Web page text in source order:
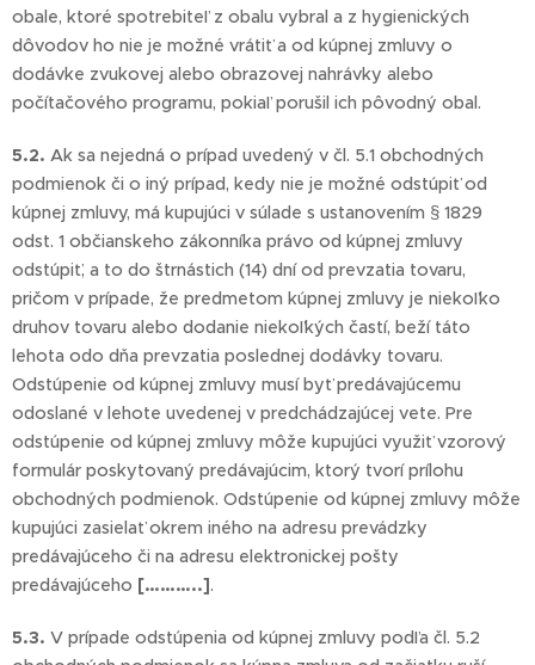
obale, ktoré spotrebiteľ z obalu vybral a z hygienických
dôvodov ho nie je možné vrátiť a od kúpnej zmluvy o
dodávke zvukovej alebo obrazovej nahrávky alebo
počítačového programu, pokiaľ porušil ich pôvodný obal.
5.2. Ak sa nejedná o prípad uvedený v čl. 5.1 obchodných
podmienok či o iný prípad, kedy nie je možné odstúpiť od
kúpnej zmluvy, má kupujúci v súlade s ustanovením § 1829
odst. 1 občianskeho zákonníka právo od kúpnej zmluvy
odstúpiť, a to do štrnástich (14) dní od prevzatia tovaru,
pričom v prípade, že predmetom kúpnej zmluvy je niekoľko
druhov tovaru alebo dodanie niekoľkých častí, beží táto
lehota odo dňa prevzatia poslednej dodávky tovaru.
Odstúpenie od kúpnej zmluvy musí byť predávajúcemu
odoslané v lehote uvedenej v predchádzajúcej vete. Pre
odstúpenie od kúpnej zmluvy môže kupujúci využiť vzorový
formulár poskytovaný predávajúcim, ktorý tvorí prílohu
obchodných podmienok. Odstúpenie od kúpnej zmluvy môže
kupujúci zasielať okrem iného na adresu prevádzky
predávajúceho či na adresu elektronickej pošty
predávajúceho [………..].
5.3. V prípade odstúpenia od kúpnej zmluvy podľa čl. 5.2